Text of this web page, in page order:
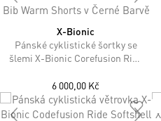
X-Bionic
Pánské cyklistické šortky se
šlemi X-Bionic Corefusion Ride
6 000,00 Kč